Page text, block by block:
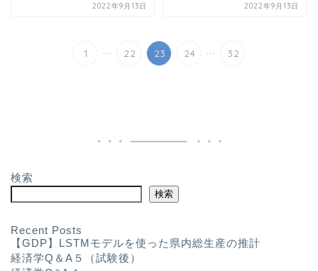
2022年9月13日 2022年9月13日
1 ... 22 23 24 ... 32
検索
検索
Recent Posts
【GDP】LSTMモデルを使った県内総生産の推計
経済学Q＆A５（試験後）